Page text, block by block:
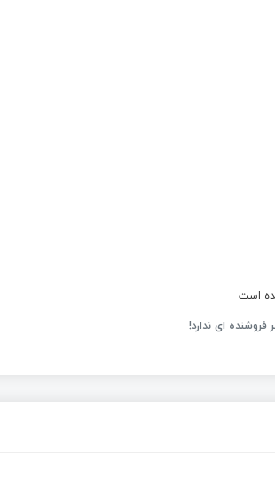
است
ای ندارد!